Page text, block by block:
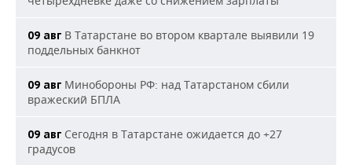
09 авг В Татарстане во втором квартале выявили 19
поддельных банкнот
09 авг Минобороны РФ: над Татарстаном сбили
вражеский БПЛА
09 авг Сегодня в Татарстане ожидается до +27
градусов